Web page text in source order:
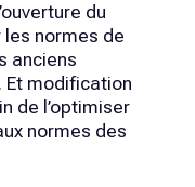
du
normes de
anciens
Et modification
de l’optimiser
normes des